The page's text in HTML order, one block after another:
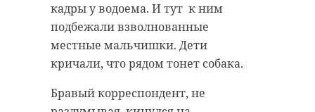
кадры у водоема. И тут к ним
подбежали взволнованные
местные мальчишки. Дети
кричали, что рядом тонет собака.
Бравый корреспондент, не